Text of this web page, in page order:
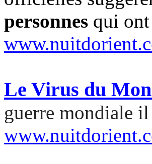
personnes qui
Le Virus du
guerre mondiale